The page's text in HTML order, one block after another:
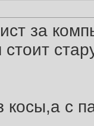
за
косы,а с